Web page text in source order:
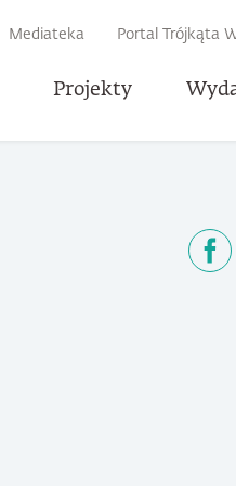
Mediateka Portal Trójkąta
Projekty
Udostępnij